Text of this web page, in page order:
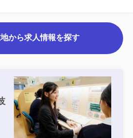
から求人情報を探す